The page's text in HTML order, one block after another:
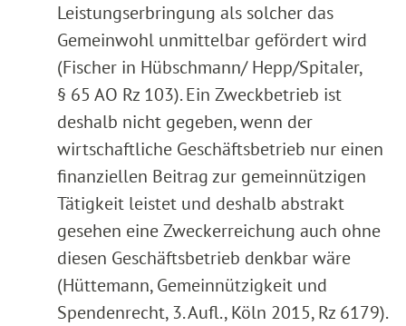
Leistungserbringung als solcher das
Gemeinwohl unmittelbar gefördert wird
(Fischer in Hübschmann/ Hepp/Spitaler,
§ 65 AO Rz 103). Ein Zweckbetrieb ist
deshalb nicht gegeben, wenn der
wirtschaftliche Geschäftsbetrieb nur einen
finanziellen Beitrag zur gemeinnützigen
Tätigkeit leistet und deshalb abstrakt
gesehen eine Zweckerreichung auch ohne
diesen Geschäftsbetrieb denkbar wäre
(Hüttemann, Gemeinnützigkeit und
Spendenrecht, 3. Aufl., Köln 2015, Rz 6179).